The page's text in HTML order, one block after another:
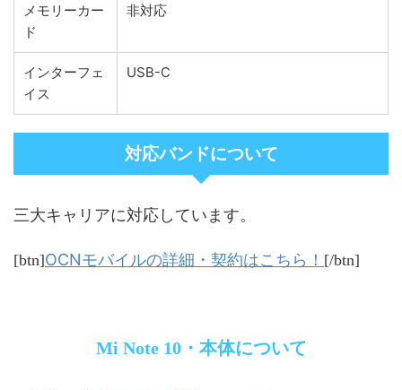
メモリーカー
ド
非対応
インターフェ
イス
USB-C
対応バンドについて
三大キャリアに対応しています。
[btn]OCNモバイルの詳細・契約はこちら！ [/btn]
Mi Note 10・本体について